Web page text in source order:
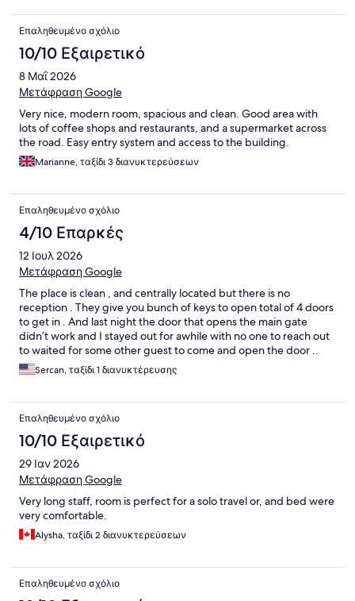
Επαληθευμένο σχόλιο
10/10 Εξαιρετικό
8 Μαΐ 2026
Μετάφραση Google
Very nice, modern room, spacious and clean. Good area with
lots of coffee shops and restaurants, and a supermarket across
the road. Easy entry system and access to the building.
Marianne, ταξίδι 3 διανυκτερεύσεων
Επαληθευμένο σχόλιο
4/10 Επαρκές
12 Ιουλ 2026
Μετάφραση Google
The place is clean , and centrally located but there is no
reception . They give you bunch of keys to open total of 4 doors
to get in . And last night the door that opens the main gate
didn’t work and I stayed out for awhile with no one to reach out
to waited for some other guest to come and open the door ..
Really bad experience..
Sercan, ταξίδι 1 διανυκτέρευσης
Επαληθευμένο σχόλιο
10/10 Εξαιρετικό
29 Ιαν 2026
Μετάφραση Google
Very long staff, room is perfect for a solo travel or, and bed were
very comfortable.
Alysha, ταξίδι 2 διανυκτερεύσεων
Επαληθευμένο σχόλιο